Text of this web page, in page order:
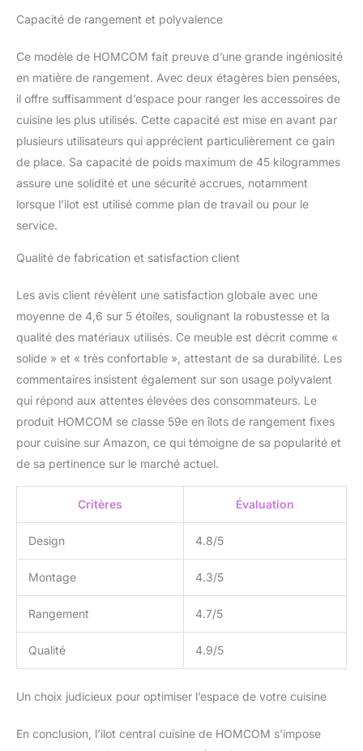
rangement pour vos
vaisselles. Structure
Solide : Le plateau en
bois d'hévéa est parfait
pour résister à l'usure
d'une cuisine animée.
Les panneaux latéraux
en panneaux de
particules sont faciles à
nettoyer avec un chiffon
humide. Spécifications :
max. recommandée : 45
Capacité de rangement et polyvalence
Ce modèle de HOMCOM fait preuve d’une grande ingéniosité
en matière de rangement. Avec deux étagères bien pensées,
il offre suffisamment d’espace pour ranger les accessoires de
cuisine les plus utilisés. Cette capacité est mise en avant par
plusieurs utilisateurs qui apprécient particulièrement ce gain
de place. Sa capacité de poids maximum de 45 kilogrammes
assure une solidité et une sécurité accrues, notamment
lorsque l’ilot est utilisé comme plan de travail ou pour le
service.
Qualité de fabrication et satisfaction client
Les avis client révèlent une satisfaction globale avec une
moyenne de 4,6 sur 5 étoiles, soulignant la robustesse et la
qualité des matériaux utilisés. Ce meuble est décrit comme «
solide » et « très confortable », attestant de sa durabilité. Les
commentaires insistent également sur son usage polyvalent
qui répond aux attentes élevées des consommateurs. Le
produit HOMCOM se classe 59e en îlots de rangement fixes
pour cuisine sur Amazon, ce qui témoigne de sa popularité et
de sa pertinence sur le marché actuel.
Critères Évaluation
Design 4.8/5
Montage 4.3/5
Rangement 4.7/5
Qualité 4.9/5
Un choix judicieux pour optimiser l’espace de votre cuisine
En conclusion, l’ilot central cuisine de HOMCOM s’impose